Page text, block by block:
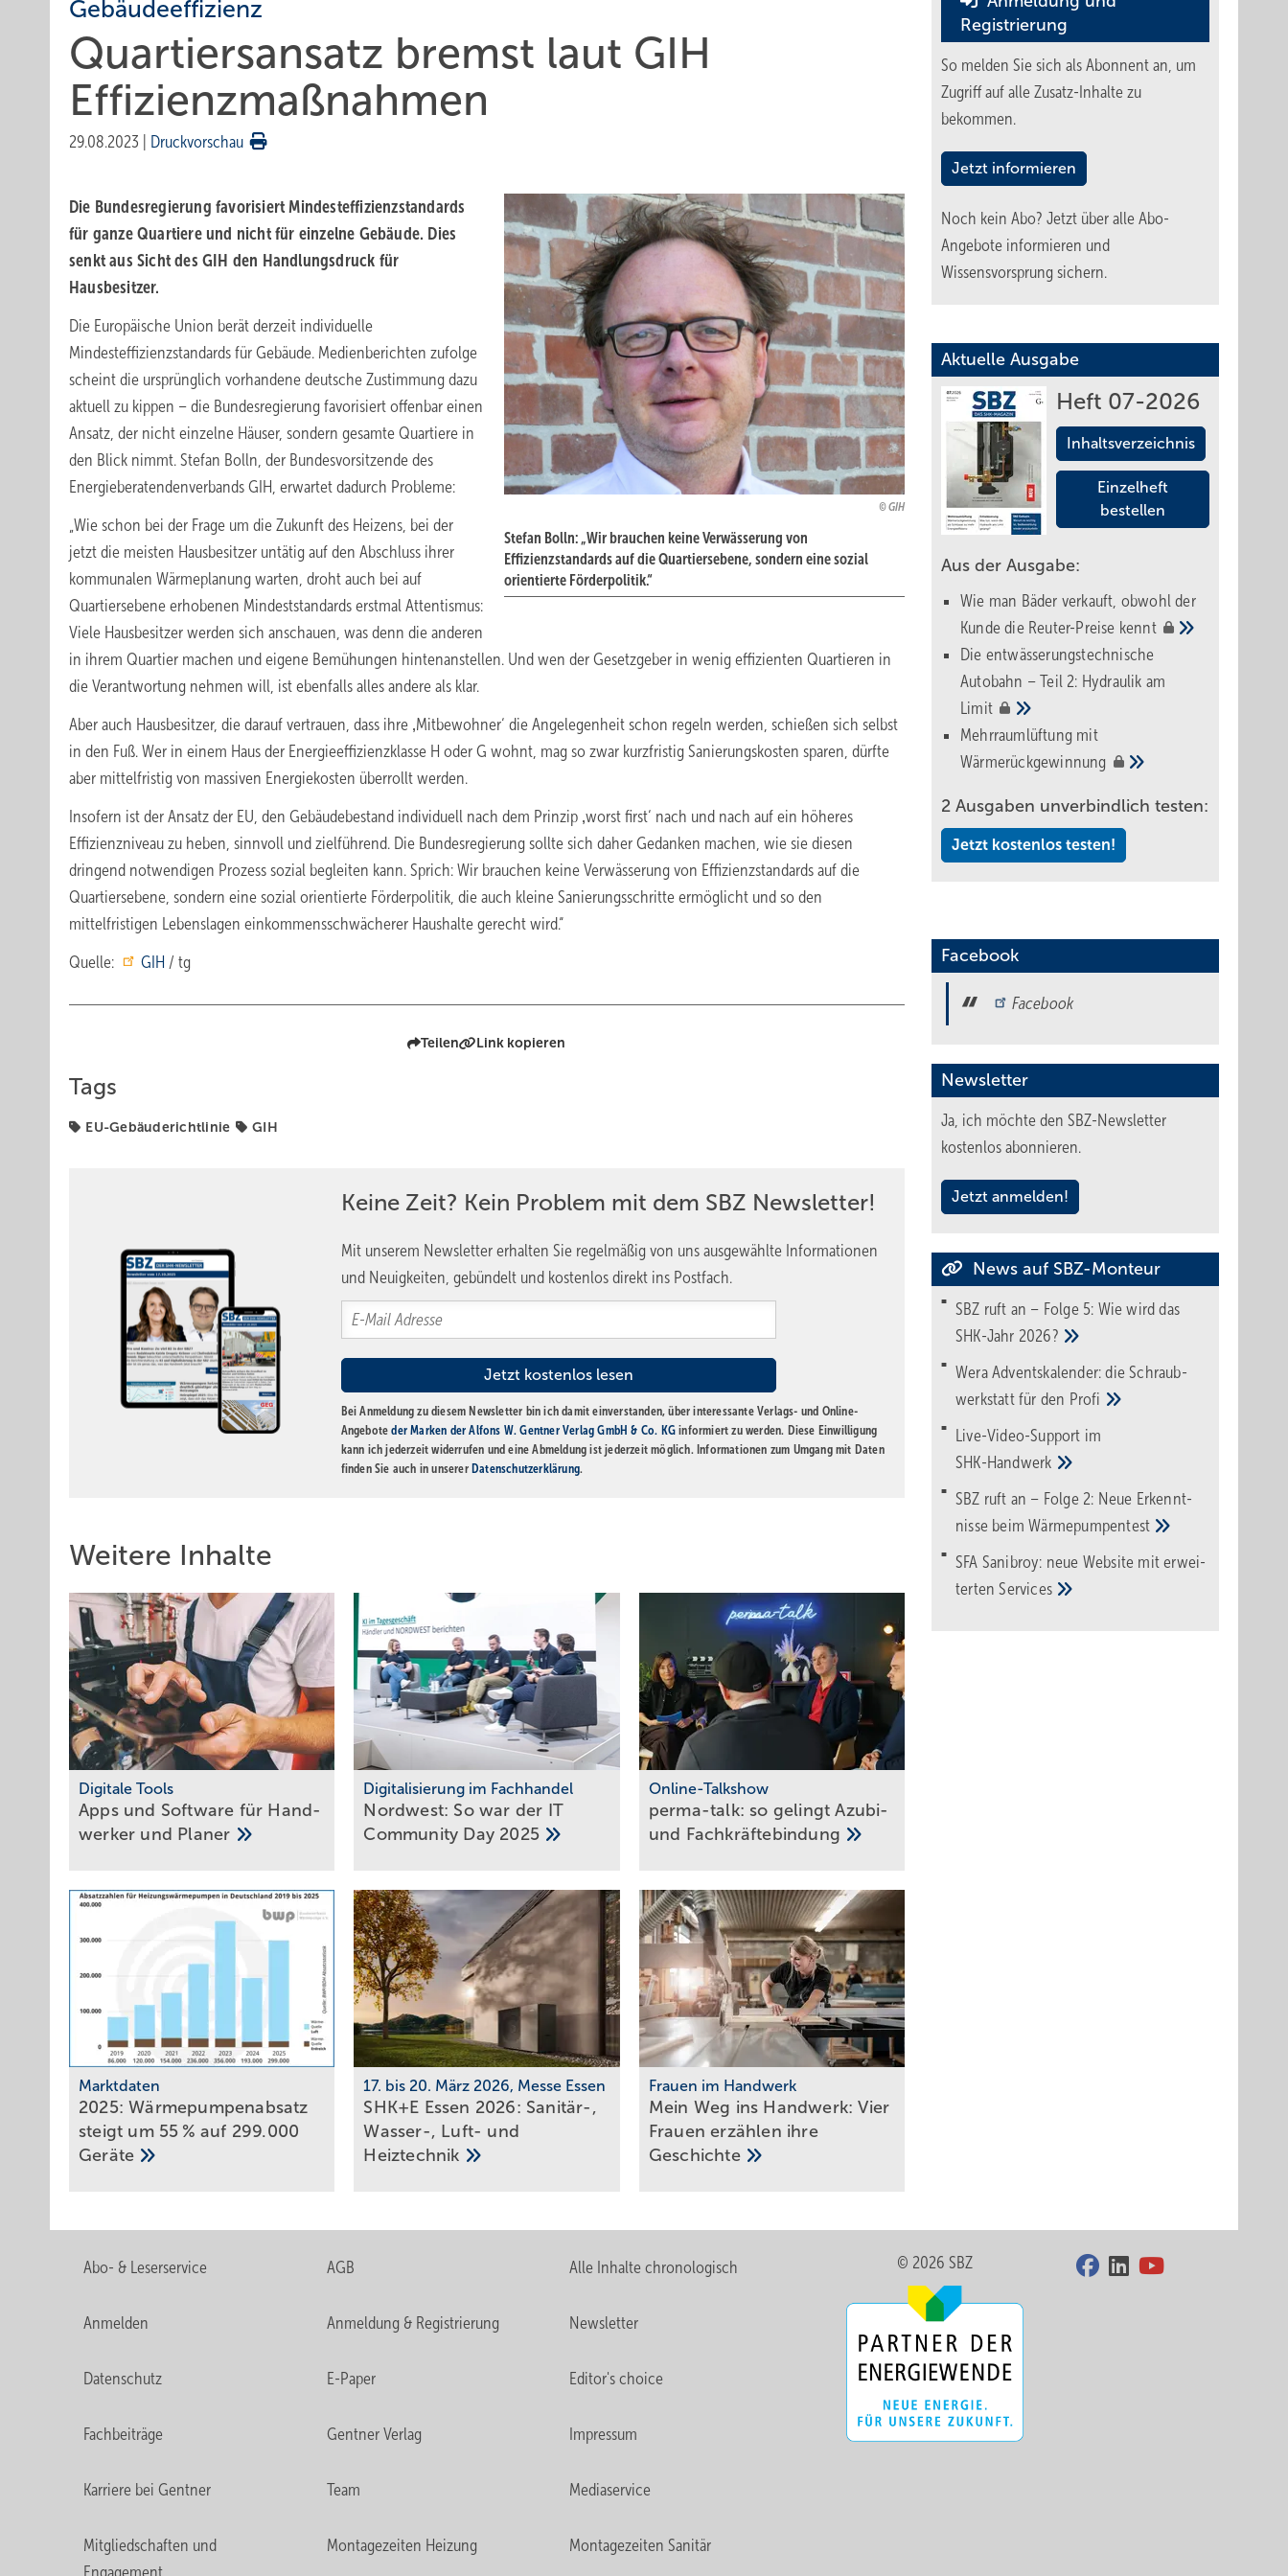
Gebäudeeffizienz
Quartiersansatz bremst laut GIH
Effizienzmaßnahmen
29.08.2023 Druckvorschau
GIH
Stefan Bolln: „Wir brauchen keine Verwässerung von
Effizienzstandards auf die Quartiersebene, sondern eine sozial
orientierte Förderpolitik.“
Die Bundesregierung favorisiert Mindesteffizienzstandards
für ganze Quartiere und nicht für einzelne Gebäude. Dies
senkt aus Sicht des GIH den Handlungsdruck für
Hausbesitzer.
Die Europäische Union berät derzeit individuelle
Mindesteffizienzstandards für Gebäude. Medienberichten zufolge
scheint die ursprünglich vorhandene deutsche Zustimmung dazu
aktuell zu kippen – die Bundesregierung favorisiert offenbar einen
Ansatz, der nicht einzelne Häuser, sondern gesamte Quartiere in
den Blick nimmt. Stefan Bolln, der Bundesvorsitzende des
Energieberatendenverbands GIH, erwartet dadurch Probleme:
„Wie schon bei der Frage um die Zukunft des Heizens, bei der
jetzt die meisten Hausbesitzer untätig auf den Abschluss ihrer
kommunalen Wärmeplanung warten, droht auch bei auf
Quartiersebene erhobenen Mindeststandards erstmal Attentismus:
Viele Hausbesitzer werden sich anschauen, was denn die anderen
in ihrem Quartier machen und eigene Bemühungen hintenanstellen. Und wen der Gesetzgeber in wenig effizienten Quartieren in
die Verantwortung nehmen will, ist ebenfalls alles andere als klar.
Aber auch Hausbesitzer, die darauf vertrauen, dass ihre ‚Mitbewohner‘ die Angelegenheit schon regeln werden, schießen sich selbst
in den Fuß. Wer in einem Haus der Energieeffizienzklasse H oder G wohnt, mag so zwar kurzfristig Sanierungskosten sparen, dürfte
aber mittelfristig von massiven Energiekosten überrollt werden.
Insofern ist der Ansatz der EU, den Gebäudebestand individuell nach dem Prinzip ‚worst first‘ nach und nach auf ein höheres
Effizienzniveau zu heben, sinnvoll und zielführend. Die Bundesregierung sollte sich daher Gedanken machen, wie sie diesen
dringend notwendigen Prozess sozial begleiten kann. Sprich: Wir brauchen keine Verwässerung von Effizienzstandards auf die
Quartiersebene, sondern eine sozial orientierte Förderpolitik, die auch kleine Sanierungsschritte ermöglicht und so den
mittelfristigen Lebenslagen einkommensschwächerer Haushalte gerecht wird.“
Quelle:
GIH / tg
Teilen Link kopieren
Tags
EU-Gebäuderichtlinie GIH
Keine Zeit? Kein Problem mit dem SBZ Newsletter!
Mit unserem Newsletter erhalten Sie regelmäßig von uns ausgewählte Informationen
und Neuigkeiten, gebündelt und kostenlos direkt ins Postfach.
Bei Anmeldung zu diesem Newsletter bin ich damit einverstanden, über interessante Verlags- und Online-
Angeboteder Marken der Alfons W. Gentner Verlag GmbH & Co. KG informiert zu werden. Diese Einwilligung
kann ich jederzeit widerrufen und eine Abmeldung ist jederzeit möglich. Informationen zum Umgang mit Daten
finden Sie auch in unserer Datenschutzerklärung.
Weitere Inhalte
Digitale Tools
Apps und Soft­ware für Hand­
werker und Planer
Digitalisierung im Fachhandel
Nordwest: So war der IT
Community Day 2025
Online-Talkshow
perma-talk: so gelingt Azubi-
und Fach­kräf­te­bin­dung
Marktdaten
2025: Wärmepumpenabsatz
steigt um 55 % auf 299.000
Geräte
17. bis 20. März 2026, Messe Essen
SHK+E Essen 2026: Sanitär-,
Wasser-, Luft- und
Heiztechnik
Frauen im Handwerk
Mein Weg ins Handwerk: Vier
Frau­en er­zäh­len ihre
Ge­schich­te
Registrierung
So melden Sie sich als Abonnent an, um
Zugriff auf alle Zusatz-Inhalte zu
bekommen.
Jetzt informieren
Noch kein Abo? Jetzt über alle Abo-
Angebote informieren und
Wissensvorsprung sichern.
Aktuelle Ausgabe
Heft 07-2026
Inhaltsverzeichnis
Einzelheft
bestellen
Aus der Ausgabe:
Wie man Bäder verkauft, obwohl der
Kunde die Reuter-Preise kennt
Die entwässerungstechnische
Autobahn – Teil 2: Hydraulik am
Limit
Mehrraumlüftung mit
Wärmerückgewinnung
2 Ausgaben unverbindlich testen:
Jetzt kostenlos testen!
Facebook
Facebook
Newsletter
Ja, ich möchte den SBZ-Newsletter
kostenlos abonnieren.
Jetzt anmelden!
News auf SBZ-Monteur
SBZ ruft an – Folge 5: Wie wird das
SHK-Jahr 2026?
Wera Adventskalender: die Schraub­
werk­statt für den Pro­fi
Live-Video-Support im
SHK-Handwerk
SBZ ruft an – Folge 2: Neue Erkennt­
nisse beimWärme­pumpen­test
SFA Sanibroy: neue Web­site mit erwei­
tertenServices
Abo- & Leserservice AGB Alle Inhalte chronologisch
Anmelden Anmeldung & Registrierung Newsletter
Datenschutz E-Paper Editor's choice
Fachbeiträge Gentner Verlag Impressum
Karriere bei Gentner Team Mediaservice
Mitgliedschaften und
Montagezeiten Heizung Montagezeiten Sanitär
© 2026 SBZ